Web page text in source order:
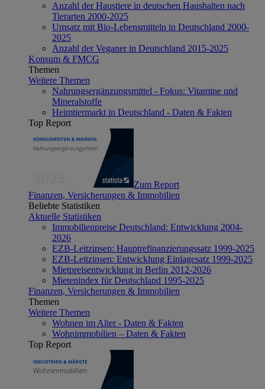
Anzahl der Haustiere in deutschen Haushalten nach
Tierarten 2000-2025
Umsatz mit Bio-Lebensmitteln in Deutschland 2000-
2025
Anzahl der Veganer in Deutschland 2015-2025
Konsum & FMCG
Themen
Weitere Themen
Nahrungsergänzungsmittel - Fokus: Vitamine und
Mineralstoffe
Heimtiermarkt in Deutschland - Daten & Fakten
Top Report
Zum Report
Finanzen, Versicherungen & Immobilien
Beliebte Statistiken
Aktuelle Statistiken
Immobilienpreise Deutschland: Entwicklung 2004-
2026
EZB-Leitzinsen: Hauptrefinanzierungssatz 1999-2025
EZB-Leitzinsen: Entwicklung Einlagesatz 1999-2025
Mietpreisentwicklung in Berlin 2012-2026
Mietenindex für Deutschland 1995-2025
Finanzen, Versicherungen & Immobilien
Themen
Weitere Themen
Wohnen im Alter - Daten & Fakten
Wohnimmobilien – Daten & Fakten
Top Report